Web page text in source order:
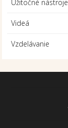
Užitočné nástroje
Videá
Vzdelávanie